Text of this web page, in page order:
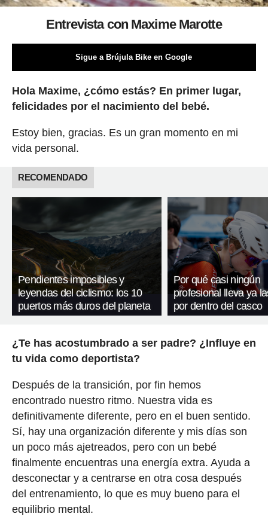
Entrevista con Maxime Marotte
Sigue a Brújula Bike en Google
Hola Maxime, ¿cómo estás? En primer lugar,
felicidades por el nacimiento del bebé.
Estoy bien, gracias. Es un gran momento en mi
vida personal.
RECOMENDADO
Pendientes imposibles y
leyendas del ciclismo: los 10
puertos más duros del planeta
Por qué casi ningún
profesional lleva ya
por dentro del casco
¿Te has acostumbrado a ser padre? ¿Influye en
tu vida como deportista?
Después de la transición, por fin hemos
encontrado nuestro ritmo. Nuestra vida es
definitivamente diferente, pero en el buen sentido.
Sí, hay una organización diferente y mis días son
un poco más ajetreados, pero con un bebé
finalmente encuentras una energía extra. Ayuda a
desconectar y a centrarse en otra cosa después
del entrenamiento, lo que es muy bueno para el
equilibrio mental.